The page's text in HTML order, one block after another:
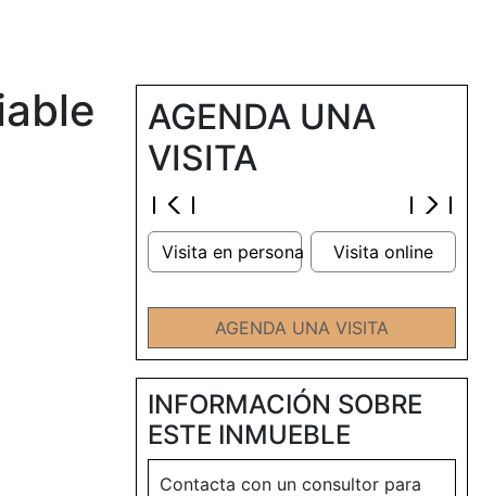
AGENDA UNA
VISITA
Visita en persona Visita online
AGENDA UNA VISITA
INFORMACIÓN SOBRE
ESTE INMUEBLE
Contacta con un consultor para